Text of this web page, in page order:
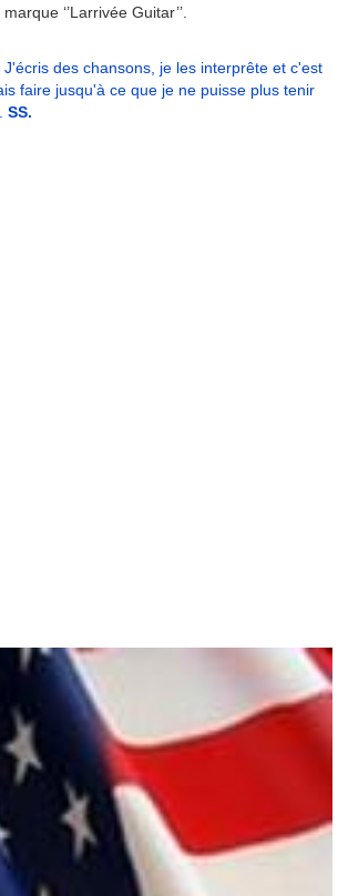
‘’Larrivée Guitar’’.
J'écris des chansons, je les interprête et c'est
faire jusqu'à ce que je ne puisse plus tenir
SS.